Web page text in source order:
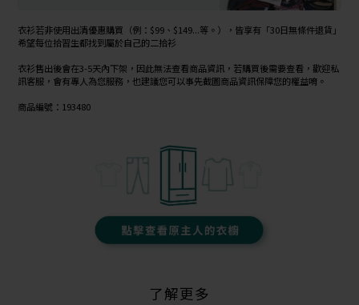
衣衫若非使用出清優惠購買（例：$99、$149...等。），皆享有「30日無條件退貨」
希望每位拾習生都找到屬於自己的二拾衫
衣衫售出後會在3-5天內下架，因此無法查看商品資訊，若購買後需要查看，歡迎私
訊客服，會有專人為您服務，也建議您可以事先截圖商品資訊保障您的權益唷。
商品編號：193480
了解更多